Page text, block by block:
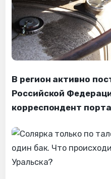
В регион активно
Российской
корреспондент